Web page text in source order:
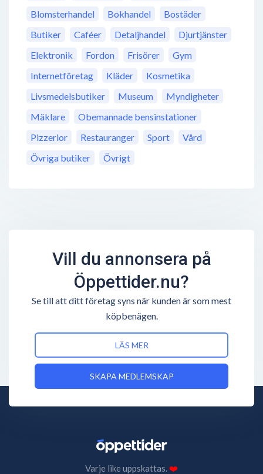
Blomsterhandel
Bokhandel
Bostäder
Butiker
Caféer Detaljhandel
Djurtjänster
Elektronik
Fordon Frisörer
Gym
Internetföretag
Kläder
Kosmetika
Livsmedelsbutiker
Museum
Myndigheter
Mäklare
Obemannade bensinstationer
Pizzerior
Restauranger Sport
Vård
Övriga butiker
Övrigt
Vill du annonsera på
Öppettider.nu?
Se till att ditt företag syns när kunden är som mest
köpbenägen.
LÄS MER
SKAPA MEDLEMSKAP
Varje like uppskattas.❤️